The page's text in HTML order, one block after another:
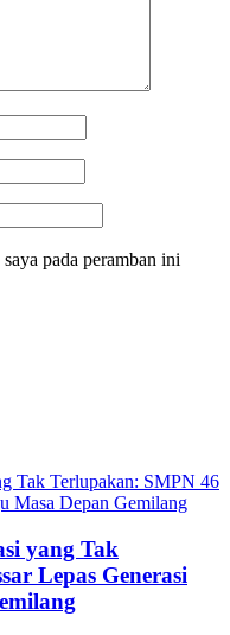
pada peramban ini
yang Tak
Lepas Generasi